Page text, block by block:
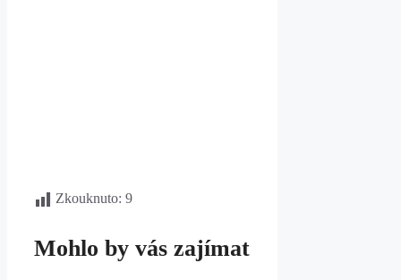
Zkouknuto: 9
Mohlo by vás zajímat